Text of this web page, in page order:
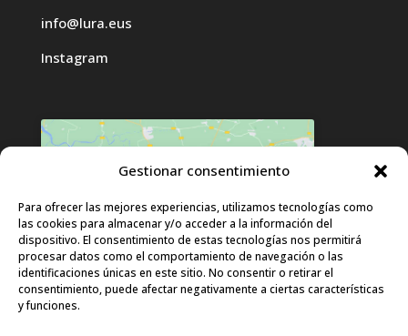
Gestionar consentimiento
Para ofrecer las mejores experiencias, utilizamos tecnologías como
las cookies para almacenar y/o acceder a la información del
dispositivo. El consentimiento de estas tecnologías nos permitirá
procesar datos como el comportamiento de navegación o las
identificaciones únicas en este sitio. No consentir o retirar el
consentimiento, puede afectar negativamente a ciertas características
y funciones.
info@lura.eus
Instagram
Haz clic para aceptar cookies de
marketing y permitir este contenido